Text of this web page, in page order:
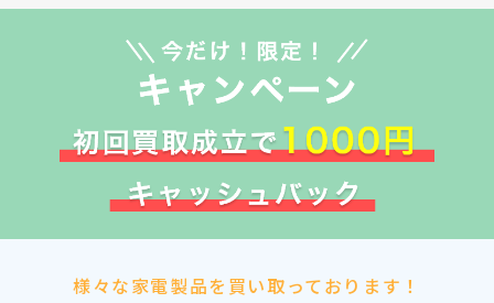
様々な家電製品を買い取っております！